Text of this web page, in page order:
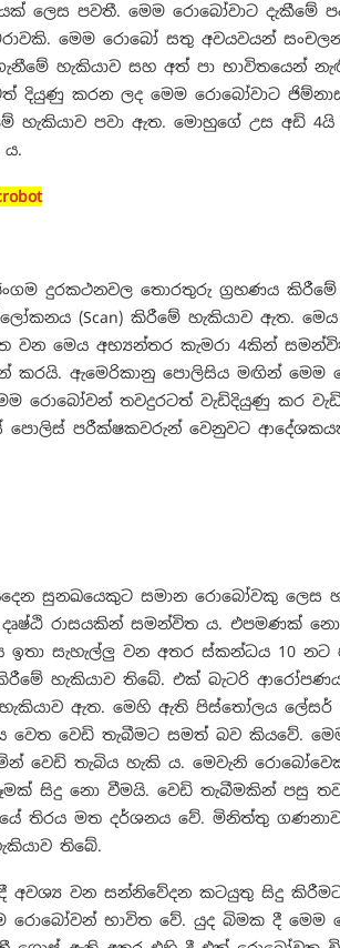
ලෙස පවතී. මෙම රොබෝවාට දැකීමේ
මෙම රොබෝ සතු අවයවයන්
හැකියාව සහ අත් පා භාවිතයෙන්
දියුණු කරන ලද මෙම රොබෝවාට
හැකියාව පවා ඇත. මොහුගේ උස අඩි
දුරකථනවල තොරතුරු ග්‍රහණය
(Scan) කිරීමේ හැකියාව ඇත.
වන මෙය අභ්‍යන්තර කැමරා 4කින්
කරයි. ඇමෙරිකානු පොලිසිය මඟින්
රොබෝවන් තවදුරටත් වැඩිදියුණු කර
පොලිස් පරීක්ෂකවරුන් වෙනුවට
සුනඛයෙකුට සමාන රොබෝවකු ලෙස
රාසයකින් සමන්විත ය. එපමණක්
සැහැල්ලු වන අතර ස්කන්ධය 10
හැකියාව තිබේ. එක් බැටරි
ඇත. මෙහි ඇති පිස්තෝලය
වෙත වෙඩි තැබීමට සමත් බව කියවේ.
වෙඩි තැබිය හැකි ය. මෙවැනි
සිදු නො වීමයි. වෙඩි තැබීමකින් පසු
තිරය මත දර්ශනය වේ. මිනිත්තු
තිබේ.
වන සන්නිවේදන කටයුතු සිදු
රොබෝවන් භාවිත වේ. යුද බිමක දී මෙම